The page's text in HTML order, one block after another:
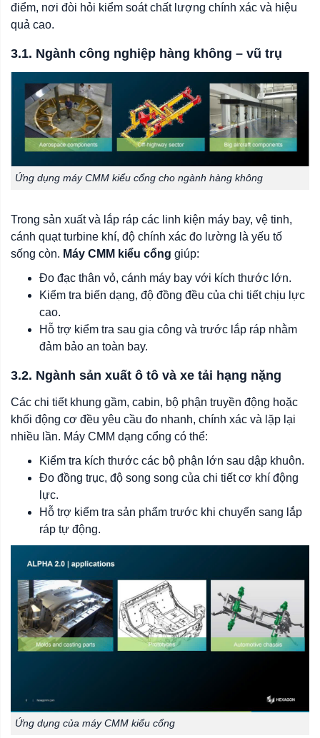
điểm, nơi đòi hỏi kiểm soát chất lượng chính xác và hiệu
quả cao.
3.1. Ngành công nghiệp hàng không – vũ trụ
Ứng dụng máy CMM kiểu cổng cho ngành hàng không
Trong sản xuất và lắp ráp các linh kiện máy bay, vệ tinh,
cánh quạt turbine khí, độ chính xác đo lường là yếu tố
sống còn. Máy CMM kiểu cổng giúp:
Đo đạc thân vỏ, cánh máy bay với kích thước lớn.
Kiểm tra biến dạng, độ đồng đều của chi tiết chịu lực
cao.
Hỗ trợ kiểm tra sau gia công và trước lắp ráp nhằm
đảm bảo an toàn bay.
3.2. Ngành sản xuất ô tô và xe tải hạng nặng
Các chi tiết khung gầm, cabin, bộ phận truyền động hoặc
khối động cơ đều yêu cầu đo nhanh, chính xác và lặp lại
nhiều lần. Máy CMM dạng cổng có thể:
Kiểm tra kích thước các bộ phận lớn sau dập khuôn.
Đo đồng trục, độ song song của chi tiết cơ khí động
lực.
Hỗ trợ kiểm tra sản phẩm trước khi chuyển sang lắp
ráp tự động.
Ứng dụng của máy CMM kiểu cổng